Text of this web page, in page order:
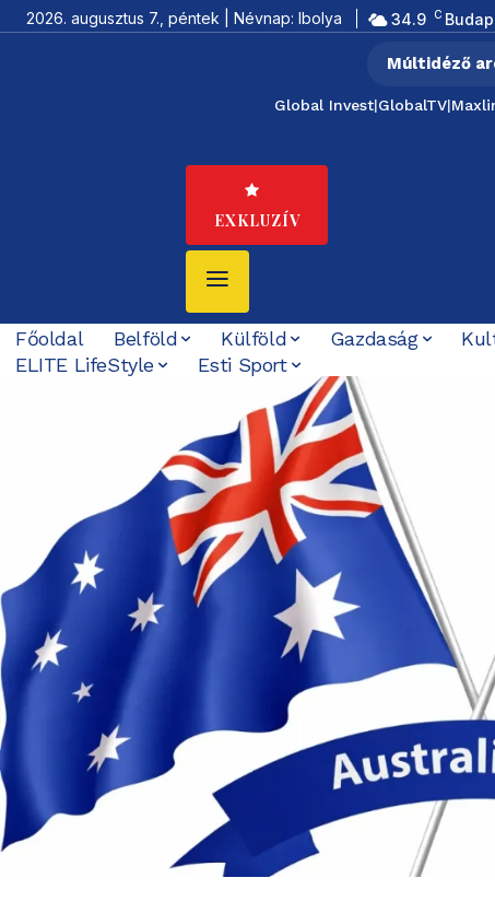
2026. augusztus 7., péntek | Névnap: Ibolya 34.9 C
Múltidéző
Global Invest|GlobalTV|
EXKLUZÍV
Főoldal Belföld Külföld Gazdaság
ELITE LifeStyle
Esti Sport